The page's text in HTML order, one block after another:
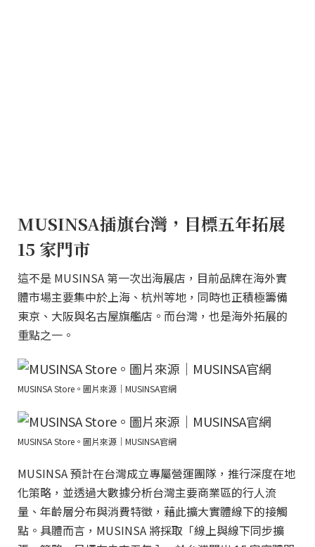
MUSINSA插旗台灣，目標五年拓展
15 家門市
這不是 MUSINSA 第一次出海展店，目前品牌在海外實
體市場主要集中於上海、杭州等地，同時也正積極籌備
東京、大阪與名古屋旗艦店。而台灣，也是海外拓展的
重點之一。
MUSINSA Store。圖片來源｜MUSINSA官網
MUSINSA Store。圖片來源｜MUSINSA官網
MUSINSA 預計在台灣成立專屬營運團隊，推行深度在地
化策略，並透過大數據分析台灣主要商業區的行人流
量、年齡層分布與消費特徵，藉此擴大實體線下的接觸
點。具體而言，MUSINSA 將採取「線上與線下同步擴